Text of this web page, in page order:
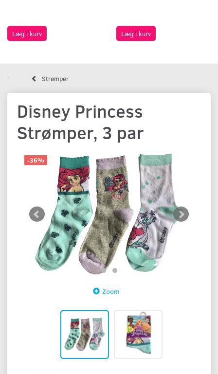
Læg i kurv Læg i kurv
Strømper
Disney Princess
Strømper, 3 par
-36%
Zoom